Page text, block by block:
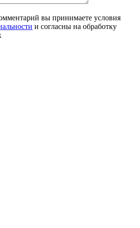
вы принимаете условия
и согласны на обработку